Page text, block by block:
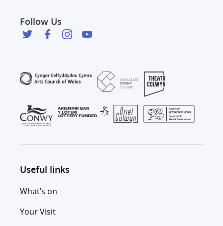
Follow Us
Useful links
What’s on
Your Visit